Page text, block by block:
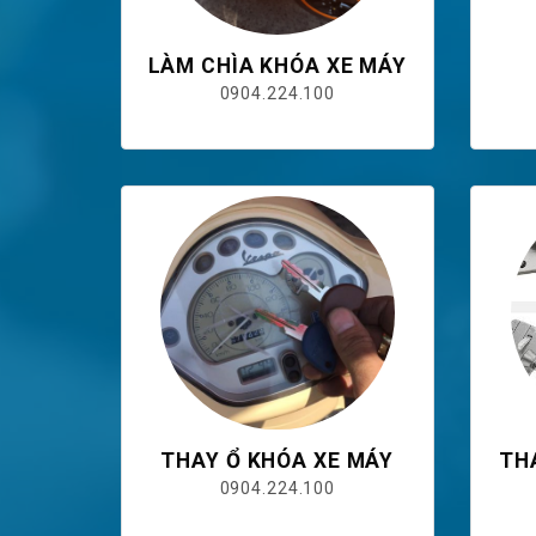
LÀM CHÌA KHÓA XE MÁY
0904.224.100
THAY Ổ KHÓA XE MÁY
0904.224.100